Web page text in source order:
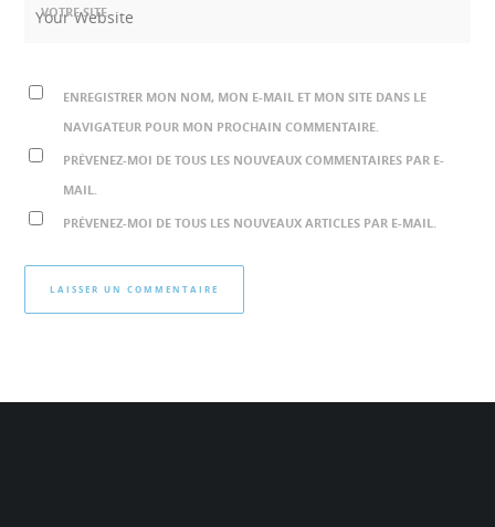
VOTRE SITE
ENREGISTRER MON NOM, MON E-MAIL ET MON SITE DANS LE
NAVIGATEUR POUR MON PROCHAIN COMMENTAIRE.
PRÉVENEZ-MOI DE TOUS LES NOUVEAUX COMMENTAIRES PAR E-
MAIL.
PRÉVENEZ-MOI DE TOUS LES NOUVEAUX ARTICLES PAR E-MAIL.